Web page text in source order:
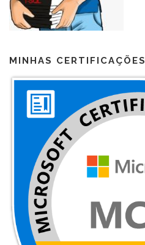
MINHAS CERTIFICAÇÕES